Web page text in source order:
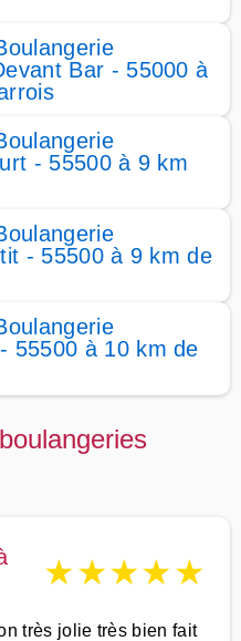
Bar - 55000 à
- 55500 à 9 km
- 55500 à 9 km de
55500 à 10 km de
★★★★★
très jolie très bien fait